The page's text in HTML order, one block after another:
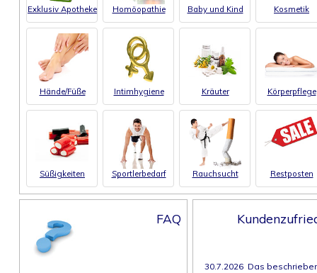
Exklusiv Apotheke Homöopathie Baby und Kind Kosmetik
Hände/Füße Intimhygiene Kräuter Körperpflege
Süßigkeiten Sportlerbedarf Rauchsucht Restposten
FAQ
30.7.2026 Das